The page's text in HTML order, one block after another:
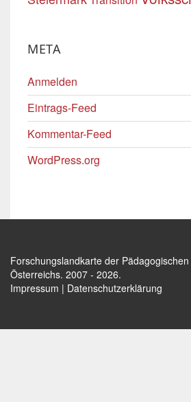
META
Anmelden
Eintrags-Feed
Kommentar-Feed
WordPress.org
Forschungslandkarte der
Österreichs. 2007 - 2026.
Impressum | Datenschutzerklärung